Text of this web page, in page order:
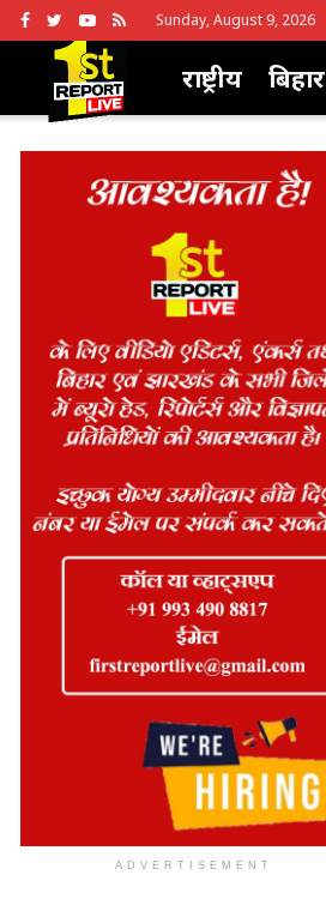
Sunday, August 9, 2026
राष्ट्रीय बिहार
ADVERTISEMENT